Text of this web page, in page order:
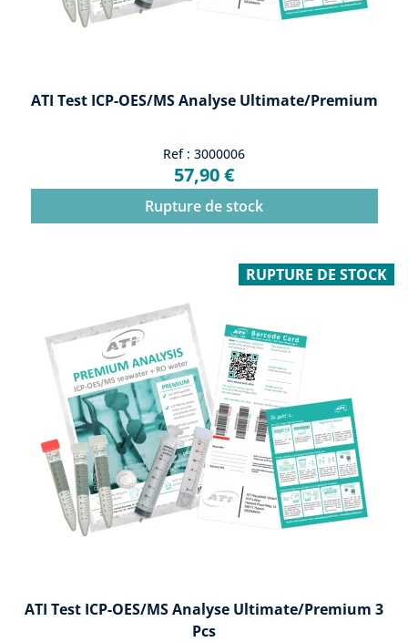
ATI Test ICP-OES/MS Analyse Ultimate/premium
Ref : 3000006
57,90 €
Rupture de stock
ATI Test ICP-OES/MS Analyse Ultimate/premium 3
Pcs
RUPTURE DE STOCK